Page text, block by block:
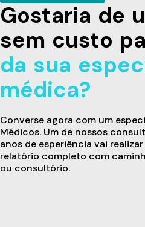
Gostaria de
sem custo
da sua
médica?
Converse agora com um
Médicos. Um de nossos
anos de esperiência vai
relatório completo com
ou consultório.